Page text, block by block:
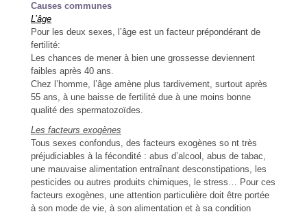
Causes communes
L’âge
Pour les deux sexes, l’âge est un facteur prépondérant de
fertilité:
Les chances de mener à bien une grossesse deviennent
faibles après 40 ans.
Chez l’homme, l’âge amène plus tardivement, surtout après
55 ans, à une baisse de fertilité due à une moins bonne
qualité des spermatozoïdes.
Les facteurs exogènes
Tous sexes confondus, des facteurs exogènes so nt très
préjudiciables à la fécondité : abus d’alcool, abus de tabac,
une mauvaise alimentation entraînant desconstipations, les
pesticides ou autres produits chimiques, le stress… Pour ces
facteurs exogènes, une attention particulière doit être portée
à son mode de vie, à son alimentation et à sa condition